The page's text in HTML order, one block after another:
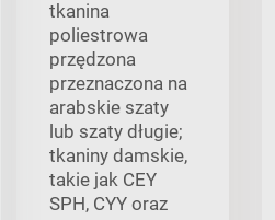
tkanina
poliestrowa
przędzona
przeznaczona na
arabskie szaty
lub szaty długie;
tkaniny damskie,
takie jak CEY
SPH, CYY oraz